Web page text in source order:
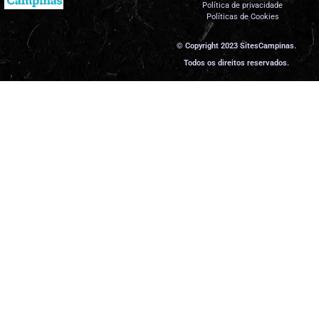
Política de privacidade
Políticas de Cookies
© Copyright 2023 SitesCampinas.
Todos os direitos reservados.